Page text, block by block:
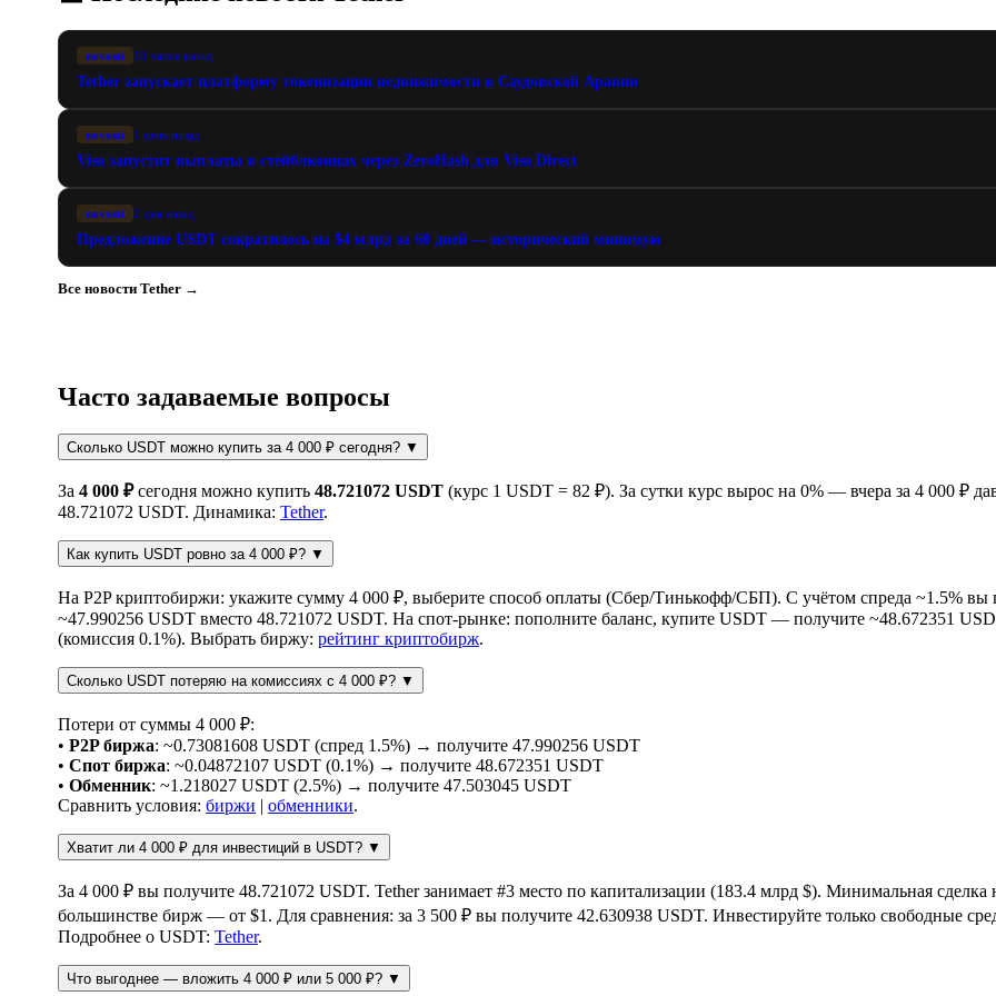
novosti 18 часов назад
Tether запускает платформу токенизации недвижимости в Саудовской Аравии
novosti 1 день назад
Visa запустит выплаты в стейблкоинах через ZeroHash для Visa Direct
novosti 2 дня назад
Предложение USDT сократилось на $4 млрд за 60 дней — исторический минимум
Все новости Tether →
Часто задаваемые вопросы
Сколько USDT можно купить за 4 000 ₽ сегодня? ▼
За 4 000 ₽сегодня можно купить 48.721072 USDT (курс 1 USDT = 82 ₽). За сутки курс вырос на 0% — вчера за 4 000 ₽
48.721072 USDT. Динамика: Tether.
Как купить USDT ровно за 4 000 ₽? ▼
На P2P криптобиржи: укажите сумму 4 000 ₽, выберите способ оплаты (Сбер/Тинькофф/СБП). С учётом спреда ~1.5% вы
~47.990256 USDT вместо 48.721072 USDT. На спот-рынке: пополните баланс, купите USDT — получите ~48.672351
(комиссия 0.1%). Выбрать биржу: рейтинг криптобирж.
Сколько USDT потеряю на комиссиях с 4 000 ₽? ▼
Потери от суммы 4 000 ₽:
• P2P биржа: ~0.73081608 USDT (спред 1.5%) → получите 47.990256 USDT
• Спот биржа: ~0.04872107 USDT (0.1%) → получите 48.672351 USDT
• Обменник: ~1.218027 USDT (2.5%) → получите 47.503045 USDT
Сравнить условия: биржи обменники.
Хватит ли 4 000 ₽ для инвестиций в USDT? ▼
За 4 000 ₽ вы получите 48.721072 USDT. Tether занимает #3 место по капитализации (183.4 млрд $). Минимальная сделка
большинстве бирж — от $1. Для сравнения: за 3 500 ₽ вы получите 42.630938 USDT. Инвестируйте только свободные
Подробнее о USDT: Tether.
Что выгоднее — вложить 4 000 ₽ или 5 000 ₽? ▼